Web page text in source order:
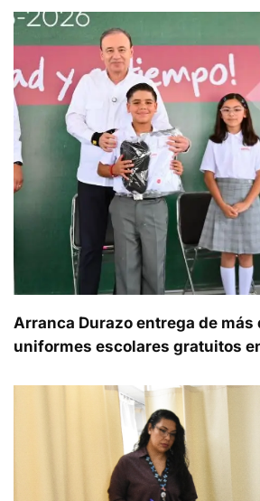
Arranca Durazo entrega de más
uniformes escolares gratuitos